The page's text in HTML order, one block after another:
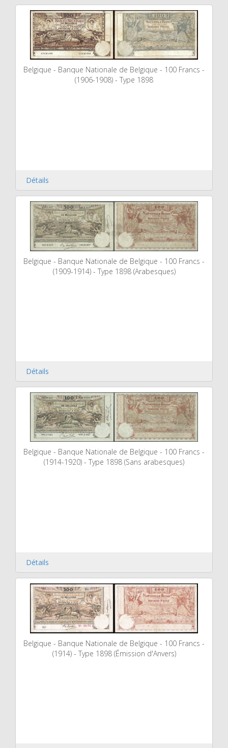
Belgique - Banque Nationale de Belgique - 100 Francs -
(1906-1908) - Type 1898
Détails
Belgique - Banque Nationale de Belgique - 100 Francs -
(1909-1914) - Type 1898 (Arabesques)
Détails
Belgique - Banque Nationale de Belgique - 100 Francs -
(1914-1920) - Type 1898 (Sans arabesques)
Détails
Belgique - Banque Nationale de Belgique - 100 Francs -
(1914) - Type 1898 (Émission d'Anvers)